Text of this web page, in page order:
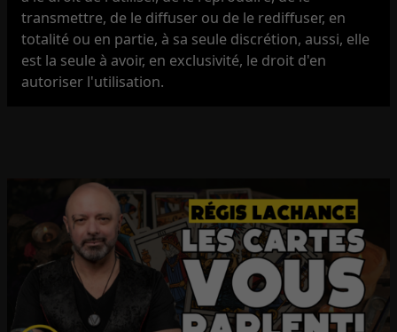
transmettre, de le diffuser ou de le rediffuser, en
totalité ou en partie, à sa seule discrétion, aussi, elle
est la seule à avoir, en exclusivité, le droit d'en
autoriser l'utilisation.